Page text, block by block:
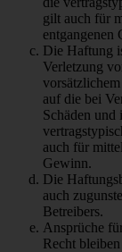
gilt auch für
entgangenen
Die Haftung
Verletzung
auf die bei
Schäden
auch für
Gewinn.
Die
auch
Betreibers.
Ansprüche
Recht